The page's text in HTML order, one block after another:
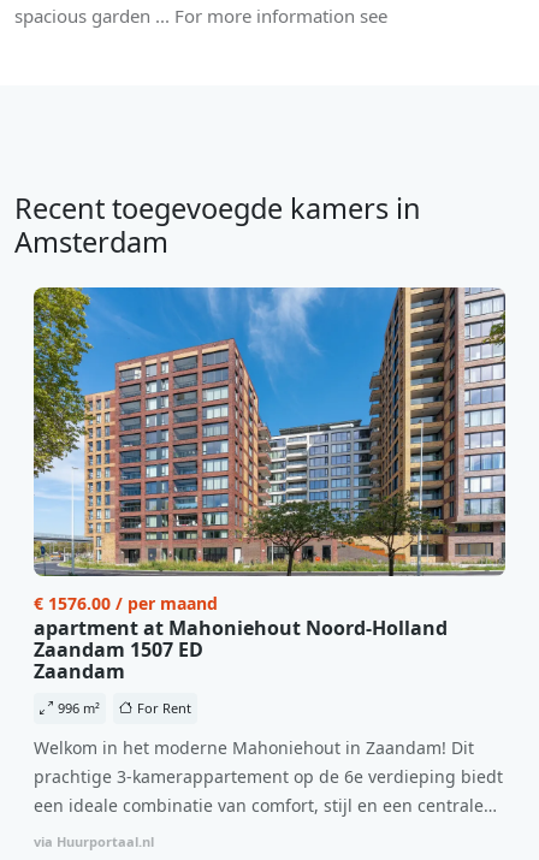
spacious garden ... For more information see
Recent toegevoegde kamers in
Amsterdam
€ 1576.00 / per maand
apartment at Mahoniehout Noord-Holland
Zaandam 1507 ED
Zaandam
996 m² For Rent
Welkom in het moderne Mahoniehout in Zaandam! Dit
prachtige 3-kamerappartement op de 6e verdieping biedt
een ideale combinatie van comfort, stijl en een centrale
locatie. Met een huurprijs van €1.576 per maand
via Huurportaal.nl